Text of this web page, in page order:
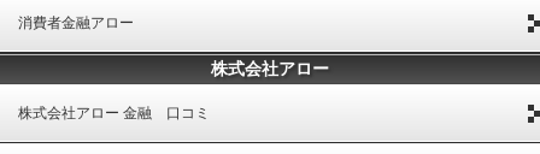
消費者金融アロー
株式会社アロー
株式会社アロー 金融 口コミ